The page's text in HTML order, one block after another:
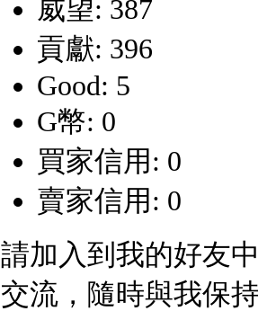
威望: 387
貢獻: 396
Good: 5
G幣: 0
買家信用: 0
賣家信用: 0
請加入到我的好友
交流，隨時與我保